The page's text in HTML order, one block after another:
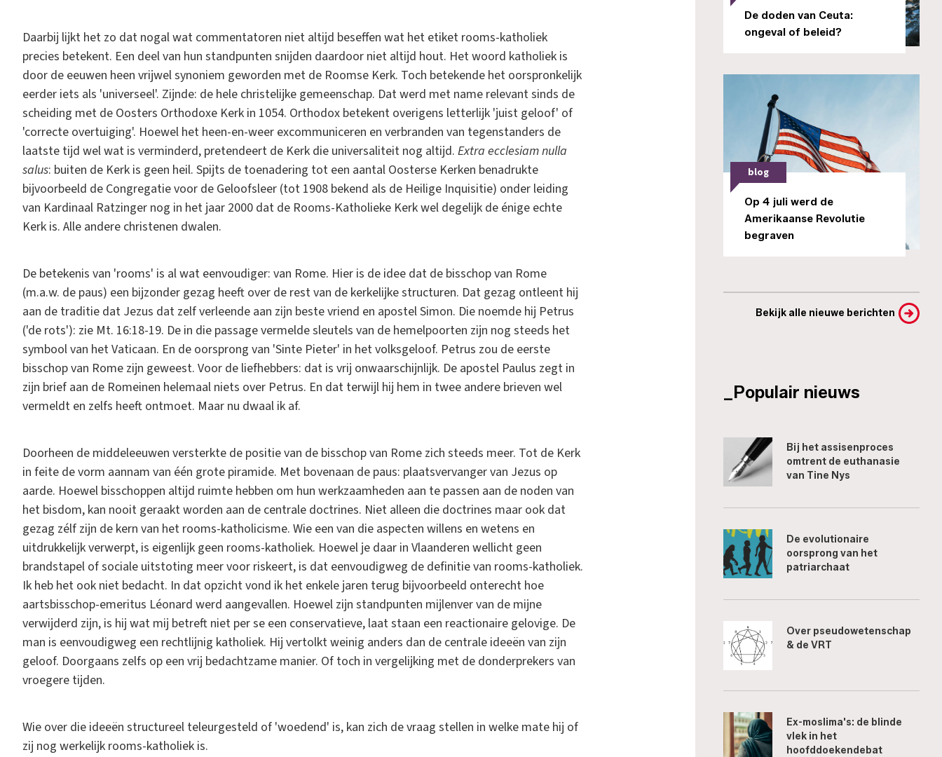
Daarbij lijkt het zo dat nogal wat commentatoren niet altijd beseffen wat het etiket rooms-katholiek
precies betekent. Een deel van hun standpunten snijden daardoor niet altijd hout. Het woord katholiek is
door de eeuwen heen vrijwel synoniem geworden met de Roomse Kerk. Toch betekende het oorspronkelijk
eerder iets als 'universeel'. Zijnde: de hele christelijke gemeenschap. Dat werd met name relevant sinds de
scheiding met de Oosters Orthodoxe Kerk in 1054. Orthodox betekent overigens letterlijk 'juist geloof' of
'correcte overtuiging'. Hoewel het heen-en-weer excommuniceren en verbranden van tegenstanders de
laatste tijd wel wat is verminderd, pretendeert de Kerk die universaliteit nog altijd. Extra ecclesiam nulla
salus: buiten de Kerk is geen heil. Spijts de toenadering tot een aantal Oosterse Kerken benadrukte
bijvoorbeeld de Congregatie voor de Geloofsleer (tot 1908 bekend als de Heilige Inquisitie) onder leiding
van Kardinaal Ratzinger nog in het jaar 2000 dat de Rooms-Katholieke Kerk wel degelijk de énige echte
Kerk is. Alle andere christenen dwalen.
De betekenis van 'rooms' is al wat eenvoudiger: van Rome. Hier is de idee dat de bisschop van Rome
(m.a.w. de paus) een bijzonder gezag heeft over de rest van de kerkelijke structuren. Dat gezag ontleent hij
aan de traditie dat Jezus dat zelf verleende aan zijn beste vriend en apostel Simon. Die noemde hij Petrus
('de rots'): zie Mt. 16:18-19. De in die passage vermelde sleutels van de hemelpoorten zijn nog steeds het
symbool van het Vaticaan. En de oorsprong van 'Sinte Pieter' in het volksgeloof. Petrus zou de eerste
bisschop van Rome zijn geweest. Voor de liefhebbers: dat is vrij onwaarschijnlijk. De apostel Paulus zegt in
zijn brief aan de Romeinen helemaal niets over Petrus. En dat terwijl hij hem in twee andere brieven wel
vermeldt en zelfs heeft ontmoet. Maar nu dwaal ik af.
Doorheen de middeleeuwen versterkte de positie van de bisschop van Rome zich steeds meer. Tot de Kerk
in feite de vorm aannam van één grote piramide. Met bovenaan de paus: plaatsvervanger van Jezus op
aarde. Hoewel bisschoppen altijd ruimte hebben om hun werkzaamheden aan te passen aan de noden van
het bisdom, kan nooit geraakt worden aan de centrale doctrines. Niet alleen die doctrines maar ook dat
gezag zélf zijn de kern van het rooms-katholicisme. Wie een van die aspecten willens en wetens en
uitdrukkelijk verwerpt, is eigenlijk geen rooms-katholiek. Hoewel je daar in Vlaanderen wellicht geen
brandstapel of sociale uitstoting meer voor riskeert, is dat eenvoudigweg de definitie van rooms-katholiek.
Ik heb het ook niet bedacht. In dat opzicht vond ik het enkele jaren terug bijvoorbeeld onterecht hoe
aartsbisschop-emeritus Léonard werd aangevallen. Hoewel zijn standpunten mijlenver van de mijne
verwijderd zijn, is hij wat mij betreft niet per se een conservatieve, laat staan een reactionaire gelovige. De
man is eenvoudigweg een rechtlijnig katholiek. Hij vertolkt weinig anders dan de centrale ideeën van zijn
geloof. Doorgaans zelfs op een vrij bedachtzame manier. Of toch in vergelijking met de donderprekers van
vroegere tijden.
Wie over die ideeën structureel teleurgesteld of 'woedend' is, kan zich de vraag stellen in welke mate hij of
zij nog werkelijk rooms-katholiek is.
De doden van Ceuta:
ongeval of beleid?
blog
Op 4 juli werd de
Amerikaanse Revolutie
begraven
Bekijk alle nieuwe berichten
_Populair nieuws
Bij het assisenproces
omtrent de euthanasie
van Tine Nys
De evolutionaire
oorsprong van het
patriarchaat
Over pseudowetenschap
& de VRT
Ex-moslima's: de blinde
vlek in het
hoofddoekendebat